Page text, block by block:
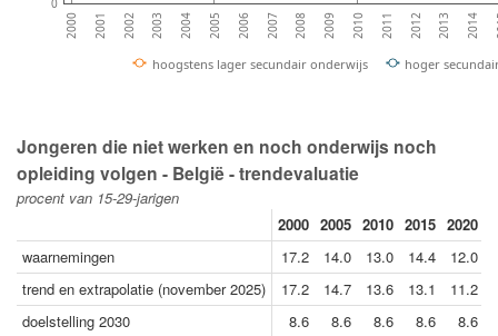
2000 2001 2002 2003 2004 2005 2006 2007 2008 2009 2010 2011 2012 2013 2014
0
hoogstens lager secundair onderwijs hoger
Jongeren die niet werken en noch onderwijs noch
opleiding volgen - België - trendevaluatie
procent van 15-29-jarigen
2000 2005 2010 2015 2020
waarnemingen
17.2 14.0 13.0 14.4
12.0
trend en extrapolatie (november 2025)
17.2 14.7 13.6 13.1
11.2
doelstelling 2030
8.6 8.6 8.6 8.6
8.6